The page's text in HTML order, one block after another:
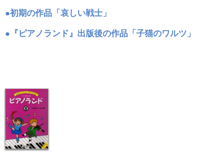
●初期の作品「哀しい戦士」
●『ピアノランド』出版後の作品「子猫のワルツ」